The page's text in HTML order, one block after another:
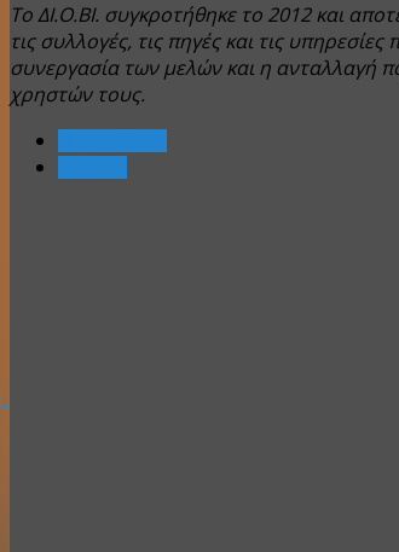
Το ΔΙ.Ο.ΒΙ. συγκροτήθηκε το 2012 και
τις συλλογές, τις πηγές και τις
συνεργασία των μελών και η ανταλλαγή
χρηστών τους.